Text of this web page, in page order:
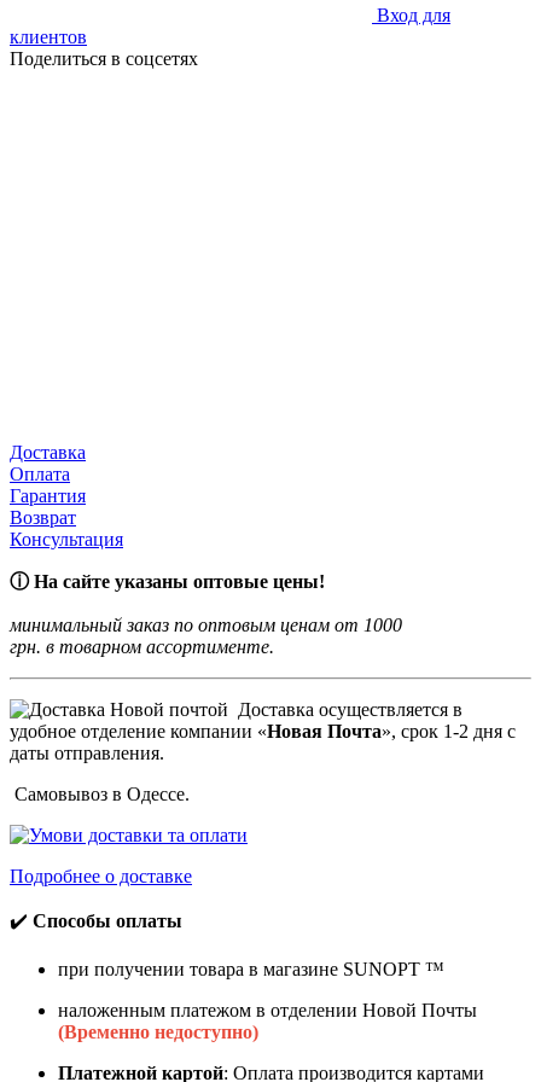
Вход для
клиентов
Поделиться в соцсетях
Доставка
Оплата
Гарантия
Возврат
Консультация
ⓘ На сайте указаны оптовые цены!
минимальный заказ по оптовым ценам от 1000
грн. в товарном ассортименте.
Доставка осуществляется в
удобное отделение компании «Новая Почта», срок 1-2 дня с
даты отправления.
Самовывоз в Одессе.
Подробнее о доставке
✔️ Способы оплаты
при получении товара в магазине SUNOPT ™
наложенным платежом в отделении Новой Почты
(Временно недоступно)
Платежной картой: Оплата производится картами